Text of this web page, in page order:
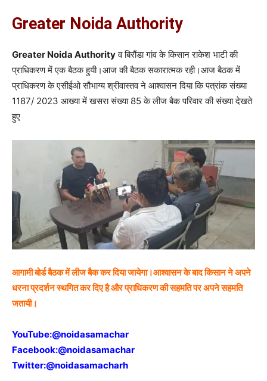
Greater Noida Authority
Greater Noida Authorityव बिरौंडा गांव के किसान राकेश भाटी की
प्राधिकरण में एक बैठक हुयी।आज की बैठक सकारात्मक रही।आज बैठक में
प्राधिकरण के एसीईओ सौभाग्य श्रीवास्तव ने आश्वासन दिया कि पत्रांक संख्या
1187/ 2023 आख्या में खसरा संख्या 85 के लीज बैक परिवार की संख्या देखते
हुए
आगामी बोर्ड बैठक में लीज बैक कर दिया जायेगा।आश्वासन के बाद किसान ने अपने
धरना प्रदर्शन स्थगित कर दिए है और प्राधिकरण की सहमति पर अपने सहमति
जतायी।
YouTube:@noidasamachar
Facebook:@noidasamachar
Twitter:@noidasamacharh